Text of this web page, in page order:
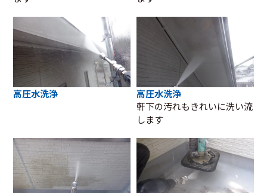
高圧水洗浄
高圧水洗浄
軒下の汚れもきれいに洗い流
します